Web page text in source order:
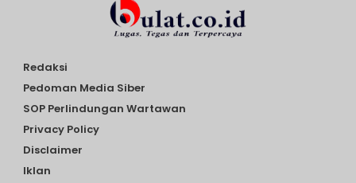
Redaksi
Pedoman Media Siber
SOP Perlindungan Wartawan
Privacy Policy
Disclaimer
Iklan